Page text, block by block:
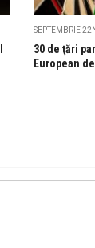
SEPTEMBRIE
30 de ţări
European